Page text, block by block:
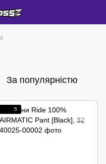
За популярністю
5